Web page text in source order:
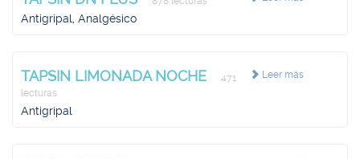
Antigripal, Analgésico
Leer más
TAPSIN LIMONADA NOCHE
471
lecturas
Antigripal